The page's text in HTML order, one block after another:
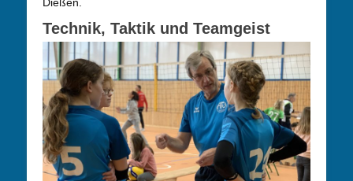
Technik, Taktik und Teamgeist